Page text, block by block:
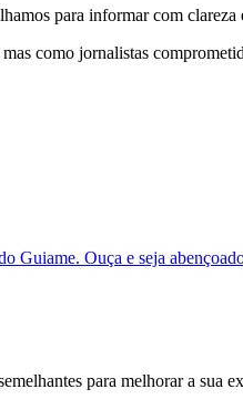
para informar com
como jornalistas
Guiame. Ouça e seja
para melhorar a sua